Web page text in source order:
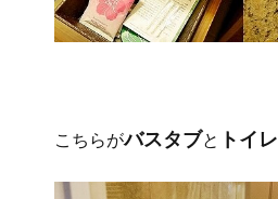
こちらがバスタブと トイレ